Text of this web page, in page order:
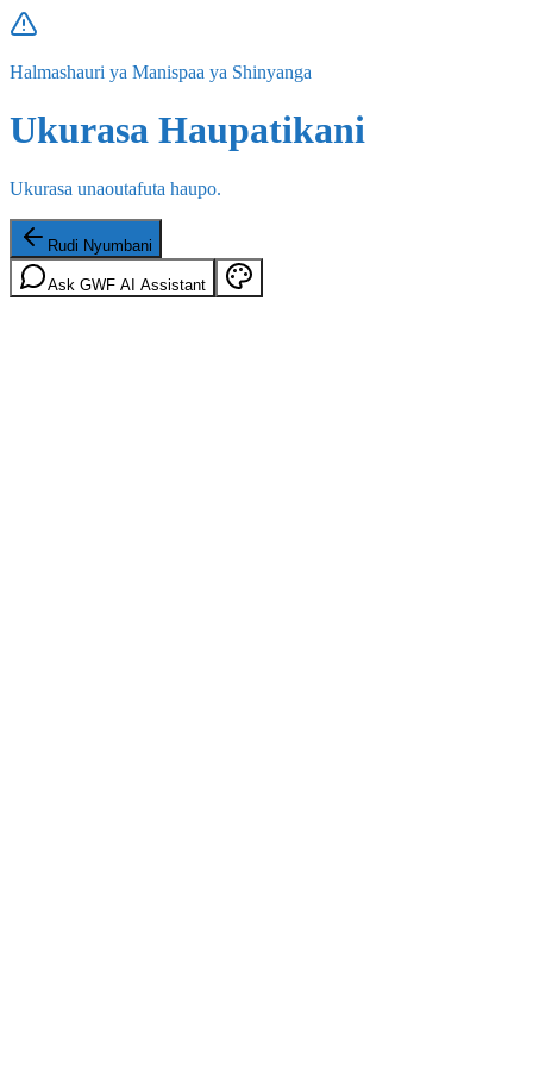
Halmashauri ya Manispaa ya Shinyanga
Ukurasa Haupatikani
Ukurasa unaoutafuta haupo.
Rudi Nyumbani
Ask GWF AI Assistant